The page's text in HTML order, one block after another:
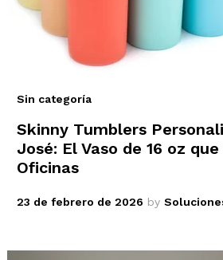
Sin categoría
Skinny Tumblers
José: El Vaso de 16 oz
Oficinas
23 de febrero de 2026 by